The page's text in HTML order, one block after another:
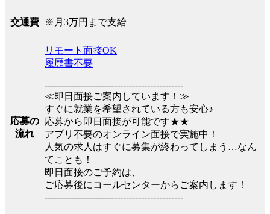
交通費 ※月3万円まで支給
応募の
流れ
リモート面接OK
履歴書不要
----------------------------------------------
≪即日面接ご案内しています！≫
すぐに就業を希望されている方も安心♪
応募から即日面接が可能です★★
アプリ不要のオンライン面接で実施中！
人気の求人はすぐに募集が終わってしまう…なん
てことも！
即日面接のご予約は、
ご応募後にコールセンターからご案内します！
----------------------------------------------